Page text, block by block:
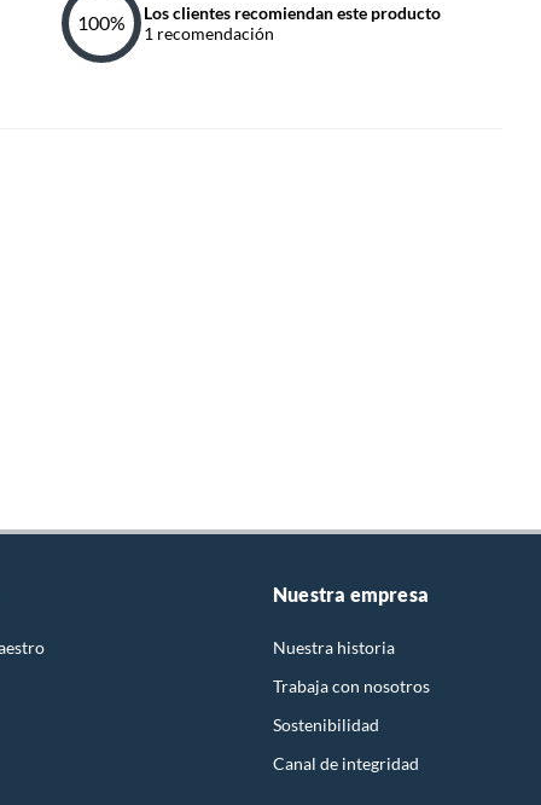
100%
Los clientes recomiendan este producto
1 recomendación
Nuestra empresa
Nuestra historia
Trabaja con nosotros
Sostenibilidad
Canal de integridad